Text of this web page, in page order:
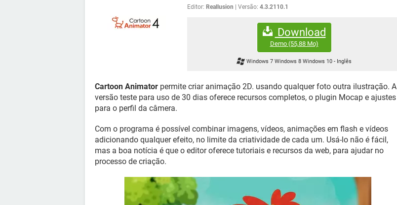
Editor: Reallusion Versão: 4.3.2110.1
Download
Demo(55,88 Mo)
Windows 7 Windows 8 Windows 10- Inglês
Cartoon Animator permite criar animação 2D. usando qualquer foto outra ilustração. A
versão teste para uso de 30 dias oferece recursos completos, o plugin Mocap e ajustes
para o perfil da câmera.
Com o programa é possível combinar imagens, vídeos, animações em flash e vídeos
adicionando qualquer efeito, no limite da criatividade de cada um. Usá-lo não é fácil,
mas a boa notícia é que o editor oferece tutoriais e recursos da web, para ajudar no
processo de criação.